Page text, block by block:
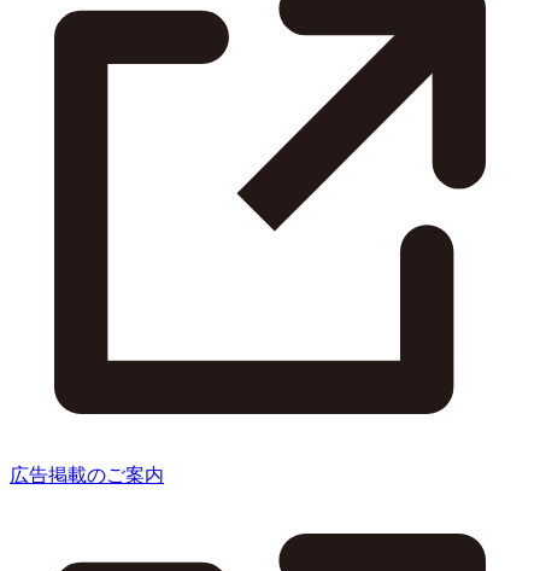
広告掲載のご案内